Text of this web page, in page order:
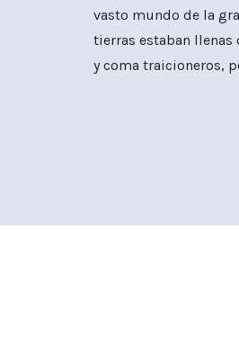
vasto mundo de la
tierras estaban llenas
y coma traicioneros,